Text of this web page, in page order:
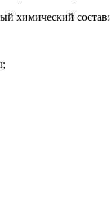
химический состав: